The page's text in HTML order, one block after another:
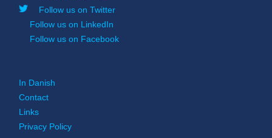
Follow us on Twitter
Follow us on LinkedIn
Follow us on Facebook
In Danish
Contact
Links
Privacy Policy